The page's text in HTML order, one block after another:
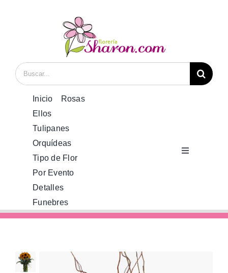
Buscar:
Toggle
Rosas
Inicio
Rosas
Ellos
Tulipanes
Orquídeas
Tipo de Flor
Por Evento
Detalles
Funebres